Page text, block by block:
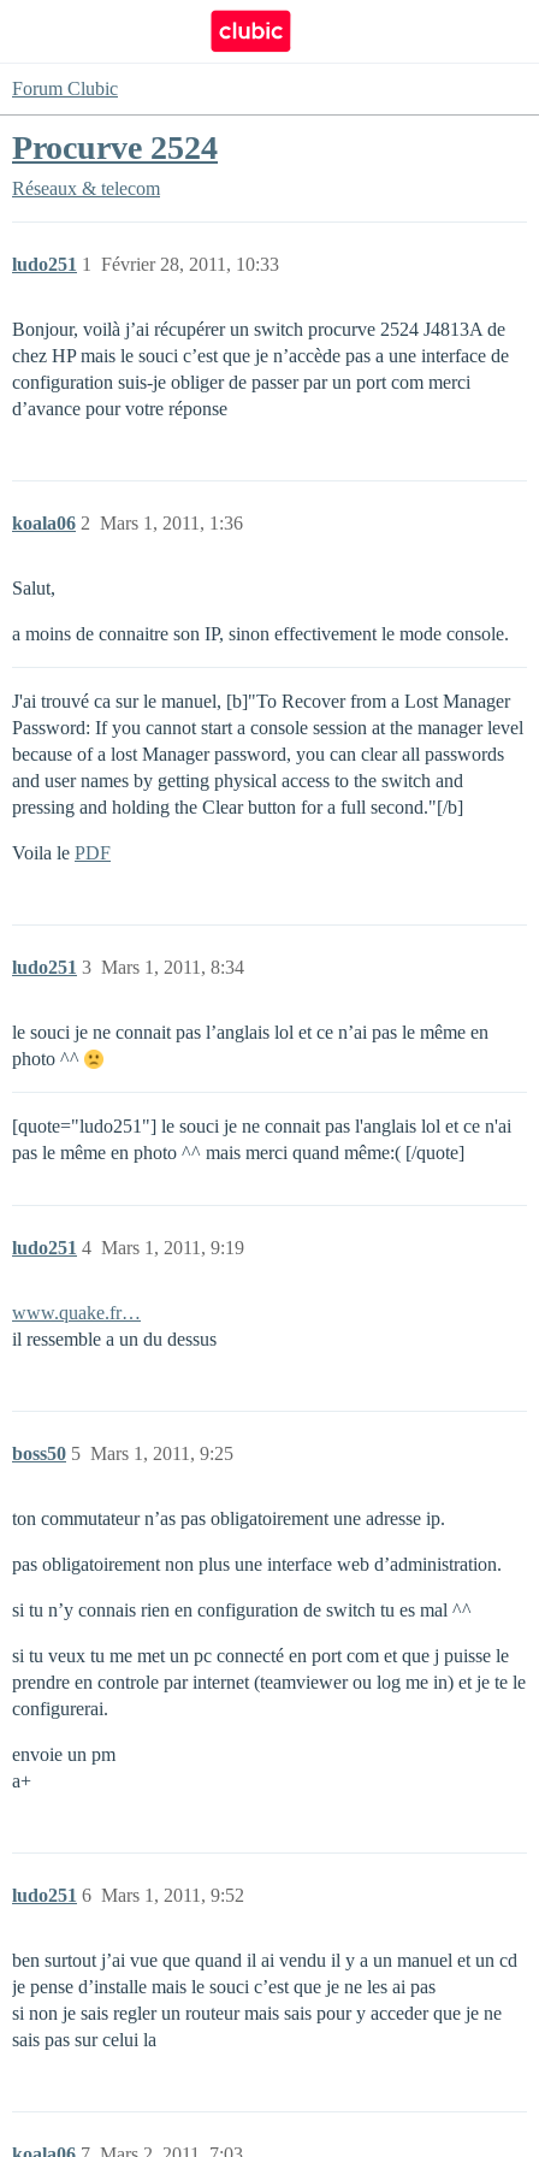
Forum Clubic
Procurve 2524
Réseaux & telecom
ludo251 Février 28, 2011, 10:33
1
Bonjour, voilà j’ai récupérer un switch procurve 2524 J4813A de
chez HP mais le souci c’est que je n’accède pas a une interface de
configuration suis-je obliger de passer par un port com merci
d’avance pour votre réponse
koala06 Mars 1, 2011, 1:36
2
Salut,
a moins de connaitre son IP, sinon effectivement le mode console.
J'ai trouvé ca sur le manuel, [b]"To Recover from a Lost Manager
Password: If you cannot start a console session at the manager level
because of a lost Manager password, you can clear all passwords
and user names by getting physical access to the switch and
pressing and holding the Clear button for a full second."[/b]
Voila le PDF
ludo251 Mars 1, 2011, 8:34
3
le souci je ne connait pas l’anglais lol et ce n’ai pas le même en
photo ^^
[quote="ludo251"] le souci je ne connait pas l'anglais lol et ce n'ai
pas le même en photo ^^ mais merci quand même:( [/quote]
ludo251 Mars 1, 2011, 9:19
4
www.quake.fr…
il ressemble a un du dessus
boss50 Mars 1, 2011, 9:25
5
ton commutateur n’as pas obligatoirement une adresse ip.
pas obligatoirement non plus une interface web d’administration.
si tu n’y connais rien en configuration de switch tu es mal ^^
si tu veux tu me met un pc connecté en port com et que j puisse le
prendre en controle par internet (teamviewer ou log me in) et je te le
configurerai.
envoie un pm
a+
ludo251 Mars 1, 2011, 9:52
6
ben surtout j’ai vue que quand il ai vendu il y a un manuel et un cd
je pense d’installe mais le souci c’est que je ne les ai pas
si non je sais regler un routeur mais sais pour y acceder que je ne
sais pas sur celui la